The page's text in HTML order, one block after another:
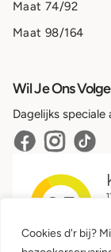
Cookies d'r bij?
Maat 74/92
Maat 98/164
Wil Je Ons
Dagelijks